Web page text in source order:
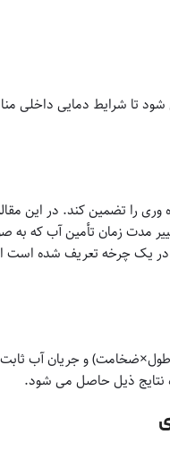
تا شرایط دمایی داخلی
را تضمین کند. در این مقاله
مدت زمان تأمین آب که به
زمان پمپ و زمان کنترل در یک چرخه تعریف
نتایج ذیل حاصل می شود.